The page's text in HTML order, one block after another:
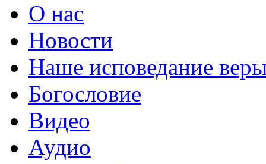
О нас
Новости
Наше исповедание
Богословие
Видео
Аудио